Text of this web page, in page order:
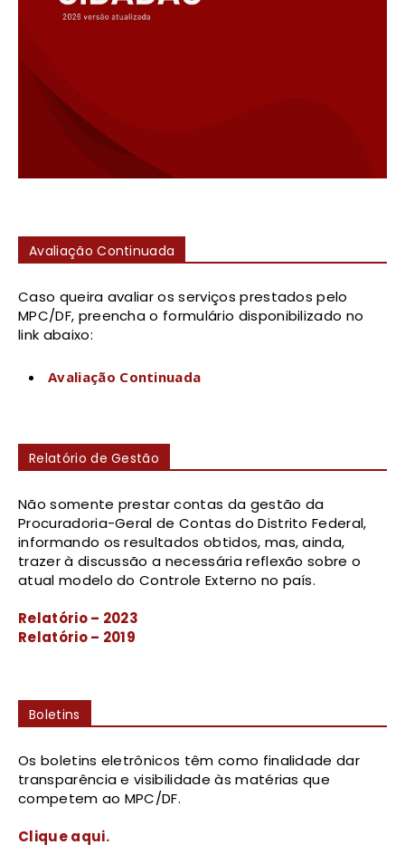
Avaliação Continuada
Caso queira avaliar os serviços prestados pelo
MPC/DF, preencha o formulário disponibilizado no
link abaixo:
Avaliação Continuada
Relatório de Gestão
Não somente prestar contas da gestão da
Procuradoria-Geral de Contas do Distrito Federal,
informando os resultados obtidos, mas, ainda,
trazer à discussão a necessária reflexão sobre o
atual modelo do Controle Externo no país.
Relatório – 2023
Relatório – 2019
Boletins
Os boletins eletrônicos têm como finalidade dar
transparência e visibilidade às matérias que
competem ao MPC/DF.
Clique aqui.